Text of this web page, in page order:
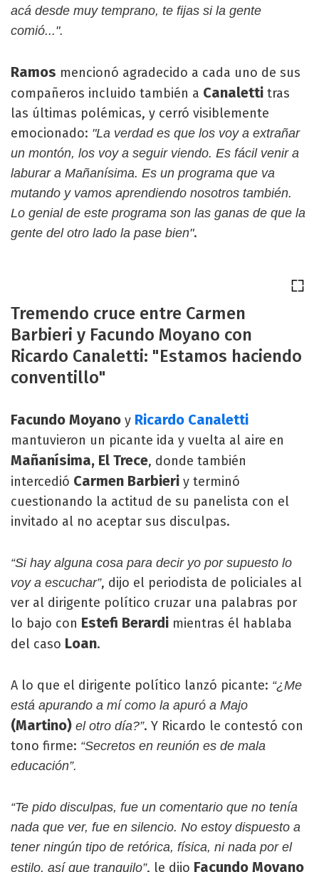
acá desde muy temprano, te fijas si la gente
comió...".
Ramos mencionó agradecido a cada uno de sus
compañeros incluido también a Canaletti tras
las últimas polémicas, y cerró visiblemente
emocionado: "La verdad es que los voy a extrañar
un montón, los voy a seguir viendo. Es fácil venir a
laburar a Mañanísima. Es un programa que va
mutando y vamos aprendiendo nosotros también.
Lo genial de este programa son las ganas de que la
gente del otro lado la pase bien".
Tremendo cruce entre Carmen
Barbieri y Facundo Moyano con
Ricardo Canaletti: "Estamos haciendo
conventillo"
Facundo Moyano y Ricardo Canaletti
mantuvieron un picante ida y vuelta al aire en
Mañanísima, El Trece, donde también
intercedió Carmen Barbieri y terminó
cuestionando la actitud de su panelista con el
invitado al no aceptar sus disculpas.
“Si hay alguna cosa para decir yo por supuesto lo
voy a escuchar”, dijo el periodista de policiales al
ver al dirigente político cruzar una palabras por
lo bajo con Estefi Berardi mientras él hablaba
del caso Loan.
A lo que el dirigente político lanzó picante: “¿Me
está apurando a mí como la apuró a Majo
(Martino) el otro día?”. Y Ricardo le contestó con
tono firme: “Secretos en reunión es de mala
educación”.
“Te pido disculpas, fue un comentario que no tenía
nada que ver, fue en silencio. No estoy dispuesto a
tener ningún tipo de retórica, física, ni nada por el
estilo, así que tranquilo”, le dijo Facundo Moyano